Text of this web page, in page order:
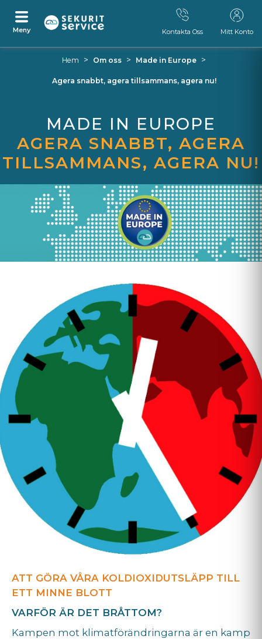
Ta
Tillbaka
navigationsmenyn
Meny Mitt Konto
Kontakta Oss
Hem > Om oss > Made in Europe >
Agera snabbt, agera tillsammans, agera nu!
MADE IN EUROPE
AGERA SNABBT, AGERA
TILLSAMMANS, AGERA NU!
ATT GÖRA VÅRA KOLDIOXIDUTSLÄPP TILL
ETT MINNE BLOTT
VARFÖR ÄR DET BRÅTTOM?
Kampen mot klimatförändringarna är en kamp